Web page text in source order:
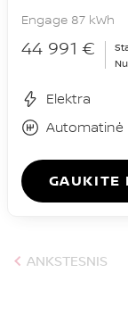
Engage 87 kWh
44 991 €
Elektra
Automatinė
GAUKITE
ANKSTESNIS